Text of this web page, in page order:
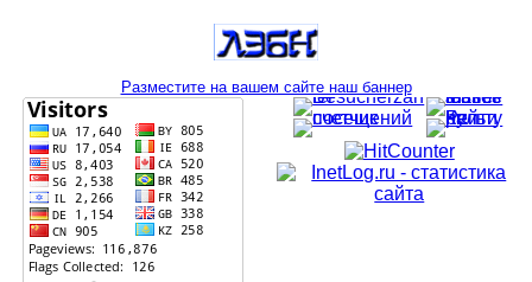
Разместите на вашем сайте наш баннер